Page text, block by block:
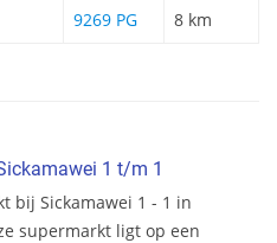
9269 PG 8 km
1 t/m 1
bij Sickamawei 1 - 1 in
supermarkt ligt op een